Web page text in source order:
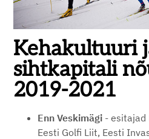
Kehakultuuri
sihtkapitali
2019-2021
Enn Veskimägi - esitajad
Eesti Golfi Liit, Eesti